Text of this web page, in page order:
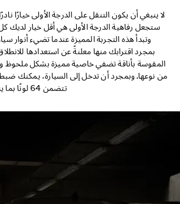
لا ينبغي أن يكون التنقل على الدرجة الأولى خيارًا
ستجعل رفاهية الدرجة الأولى هي أقل خيار لديك
وتبدأ هذه التجربة المميزة عندما تضيء أنوار
بمجرد اقترابك منها معلنةً عن استعدادها
المقوسة بأناقة تضفي خاصية مميزة بشكل ملحوظ ولا
من نوعها. وبمجرد أن تدخل إلى السيارة، يمكنك
تتضمن 64 لونًا بما يناسب حالتك المزاجية.